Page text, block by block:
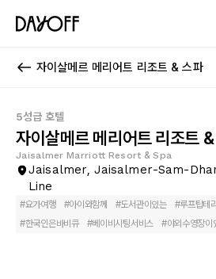
자이살메르 메리어트 리조트 & 스파
5성급 호텔
자이살메르 메리어트 리조트
Jaisalmer Marriott Resort & Spa
Jaisalmer, Jaisalmer-Sam-
Line
#요가여행 #아이와함께 #도서관이있는 #루프탑테
#한국인은바비큐 #베이비시팅서비스 #야외수영장이